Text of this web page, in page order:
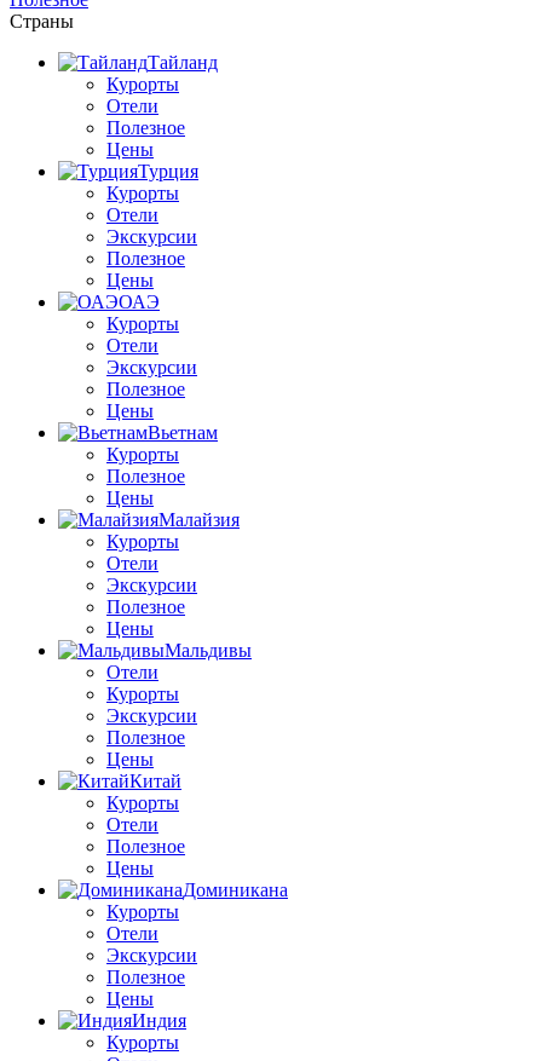
Страны
Тайланд
Курорты
Отели
Полезное
Цены
Турция
Курорты
Отели
Экскурсии
Полезное
Цены
ОАЭ
Курорты
Отели
Экскурсии
Полезное
Цены
Вьетнам
Курорты
Полезное
Цены
Малайзия
Курорты
Отели
Экскурсии
Полезное
Цены
Мальдивы
Отели
Курорты
Экскурсии
Полезное
Цены
Китай
Курорты
Отели
Полезное
Цены
Доминикана
Курорты
Отели
Экскурсии
Полезное
Цены
Индия
Курорты